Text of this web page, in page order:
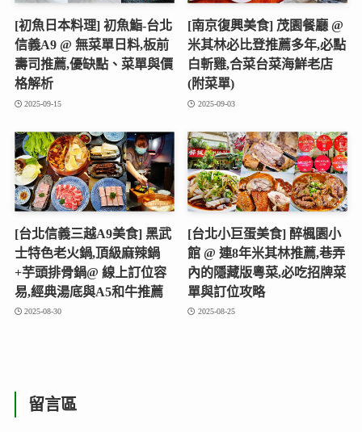
[初魚日本料理] 初魚鮨-台北
信義A9 @ 無菜單日料,板前
壽司推薦,優缺點、菜單與價
格解析
2025-09-15
[南京復興美食] 茂園餐廳 @
米其林必比登推薦多年,必點
白斬雞,合菜台菜海鮮老店
(附菜單)
2025-09-03
[台北信義三越A9美食] 黑武
士特色老火鍋,頂級麻辣鍋
+芋頭排骨鍋@ 線上訂位容
易,經典湯底與A5和牛推薦
2025-08-30
[台北小巨蛋美食] 醉楓園小
館 @ 連8年米其林推薦,巷弄
內的隱藏版粵菜,必吃招牌菜
單與訂位攻略
2025-08-25
留言區